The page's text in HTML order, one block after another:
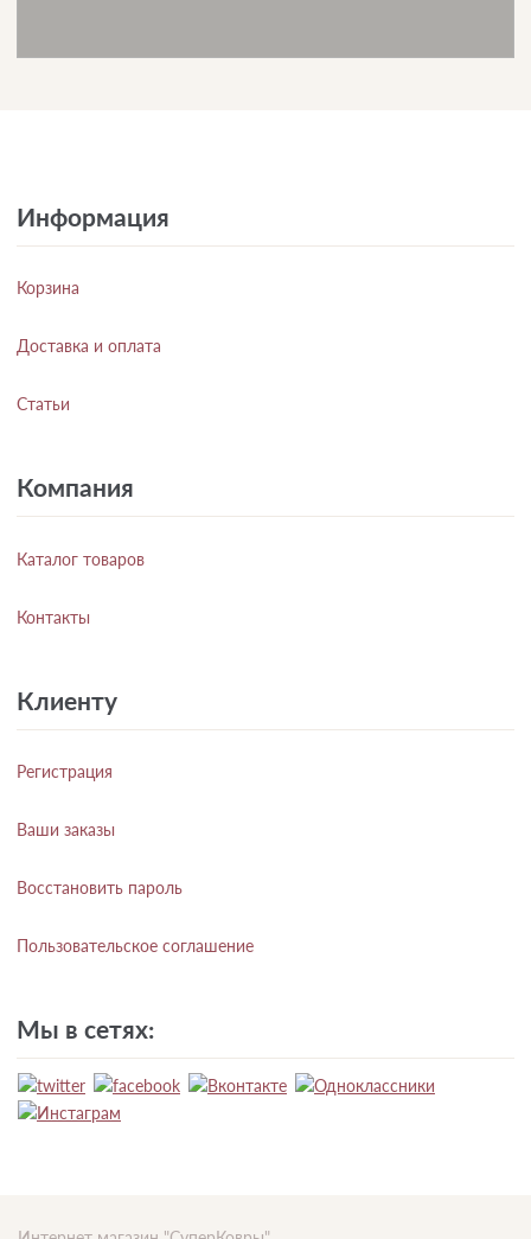
Информация
Корзина
Доставка и оплата
Статьи
Компания
Каталог товаров
Контакты
Клиенту
Регистрация
Ваши заказы
Восстановить пароль
Пользовательское соглашение
Мы в сетях: